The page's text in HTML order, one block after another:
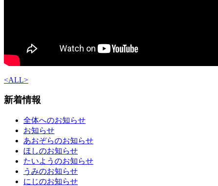
<ALL>
新着情報
全体へのお知らせ
お知らせ
あおぞらのお知らせ
ほしのお知らせ
たいようのお知らせ
うみのお知らせ
にじのお知らせ